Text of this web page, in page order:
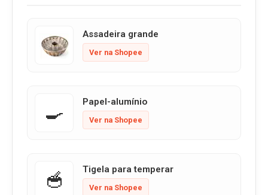
Assadeira grande
Ver na Shopee
🍳 Papel-alumínio
Ver na Shopee
🥣 Tigela para temperar
Ver na Shopee